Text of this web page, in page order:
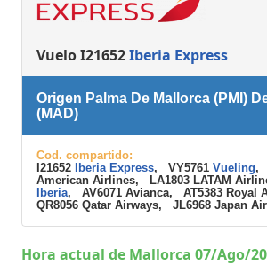
Vuelo I21652Iberia Express
Origen Palma De Mallorca (PMI)
(MAD)
Cod. compartido:
I21652 Iberia Express, VY5761 Vueling,
American Airlines, LA1803 LATAM
Iberia, AV6071 Avianca, AT5383 Royal
QR8056 Qatar Airways, JL6968 Japan
Hora actual de Mallorca 07/Ago/